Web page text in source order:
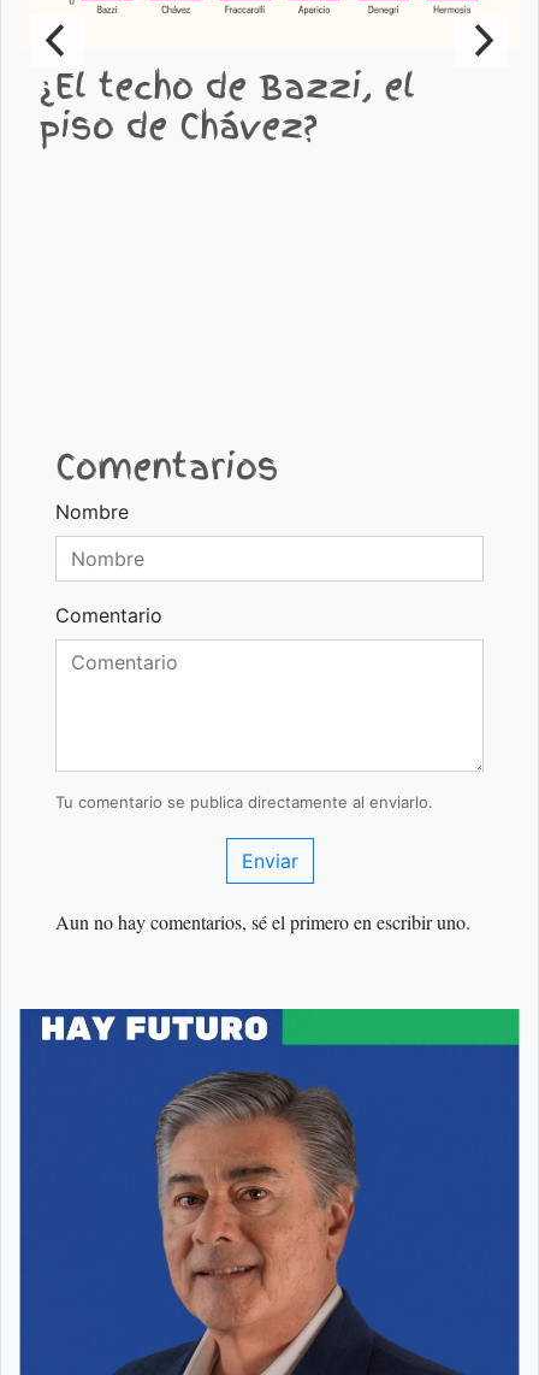
¿El techo de Bazzi, el
piso de Chávez?
Comentarios
Nombre
Comentario
Tu comentario se publica directamente al enviarlo.
Enviar
Aun no hay comentarios, sé el primero en escribir uno.